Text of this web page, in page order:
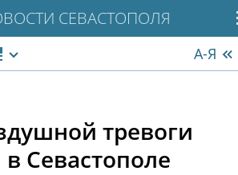
СЕВАСТОПОЛЯ
А-Я
тревоги
Севастополе